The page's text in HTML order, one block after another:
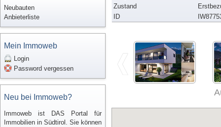
Neubauten
Anbieterliste
Mein Immoweb
Login
Password vergessen
Neu bei Immoweb?
Immoweb ist DAS Portal für
Immobilien in Südtirol. Sie können
Zustand
ID